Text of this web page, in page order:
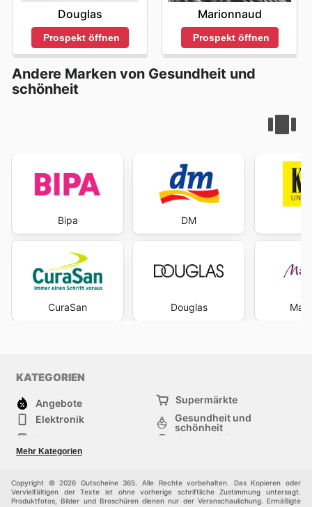
Douglas
Prospekt öffnen
Marionnaud
Prospekt öffnen
Andere Marken von Gesundheit und
schönheit
Bipa
CuraSan
DM
Douglas
KATEGORIEN
Angebote
Supermärkte
Elektronik
Gesundheit und
schönheit
Mode
Sportbekleidung
Baumarkt
Mehr Kategorien
Copyright © 2026 Gutscheine 365. Alle Rechte vorbehalten. Das Kopieren oder
Vervielfältigen der Texte ist ohne vorherige schriftliche Zustimmung untersagt.
Produktfotos, Bilder und Broschüren dienen nur der Veranschaulichung. Ermäßigte